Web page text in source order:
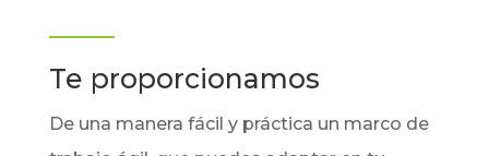
Te proporcionamos
De una manera fácil y práctica un marco de